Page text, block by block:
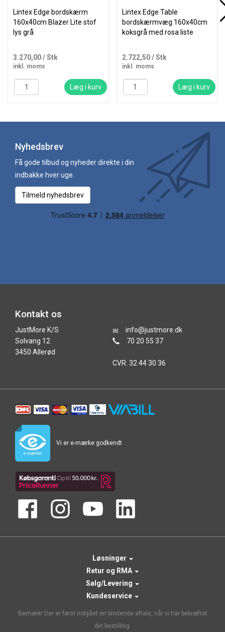
Lintex Edge bordskærm
160x40cm Blazer Lite stof
lys grå
3.270,00/ Stk
inkl. moms
Læg i kurv
Lintex Edge Table
bordskærmvæg 160x40cm
koksgrå med rosa liste
2.722,50/ Stk
inkl. moms
Læg i kurv
Nyhedsbrev
Få gode tilbud og nyheder direkte i din
indbakke hver uge.
Tilmeld nyhedsbrev
Kontakt os
JustMore K/S
Solvang 12
3450 Allerød
info@justmore.dk
70 20 55 37
CVR: 32 44 30 36
Vi er e-mærke godkendt
Løsninger
Retur og RMA
Salg/Levering
Kundeservice
Bemærk! Der er først indgået en bindende aftale, når vi har bekræftet
din bestilling.